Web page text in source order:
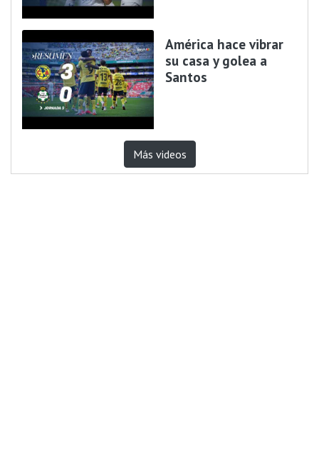
América hace vibrar
su casa y golea a
Santos
Más videos